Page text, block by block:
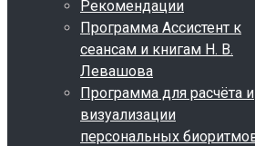
Рекомендации
Программа Ассистент к
сеансам и книгам Н. В.
Левашова
Программа для расчёта и
визуализации
персональных